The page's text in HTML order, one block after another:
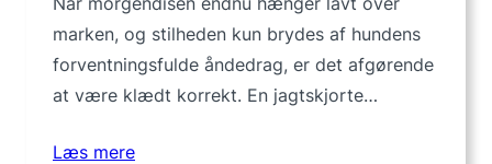
marken, og stilheden kun brydes af hundens
forventningsfulde åndedrag, er det afgørende
at være klædt korrekt. En jagtskjorte…
Læs mere